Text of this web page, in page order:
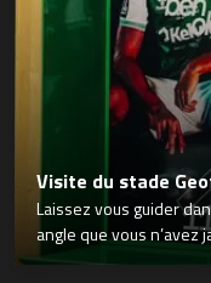
Visite du stade
Laissez vous guider
angle que vous n’avez